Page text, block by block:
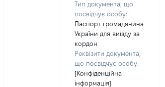
Тип документа, що
посвідчує особу:
Паспорт громадянина
України для виїзду за
кордон
Реквізити документа,
що посвідчує особу:
[Конфіденційна
інформація]